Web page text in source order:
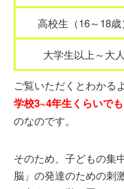
高校生（16～18歳
大学生以上～大人
ご覧いただくとわかる
学校3~4年生くらいで
のなのです。
そのため、子どもの集
脳」の発達のための刺